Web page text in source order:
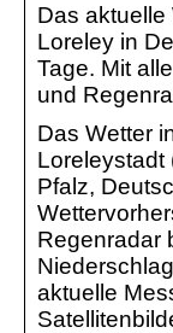
Das aktuelle
Loreley in
Tage. Mit
und
Das Wetter
Loreleystadt
Pfalz,
Regenradar
aktuelle